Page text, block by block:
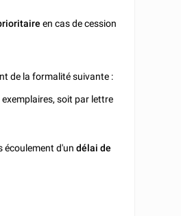
en cas de cession
de la formalité suivante :
exemplaires, soit par lettre
écoulement d'undélai de